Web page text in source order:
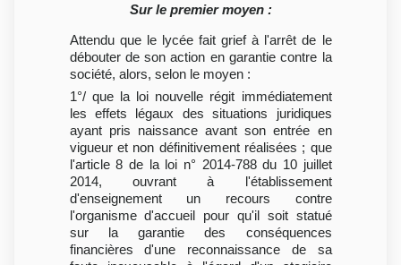
Sur le premier moyen :
Attendu que le lycée fait grief à l'arrêt de le
débouter de son action en garantie contre la
société, alors, selon le moyen :
1°/ que la loi nouvelle régit immédiatement
les effets légaux des situations juridiques
ayant pris naissance avant son entrée en
vigueur et non définitivement réalisées ; que
l'article 8 de la loi n° 2014-788 du 10 juillet
2014, ouvrant à l'établissement
d'enseignement un recours contre
l'organisme d'accueil pour qu'il soit statué
sur la garantie des conséquences
financières d'une reconnaissance de sa